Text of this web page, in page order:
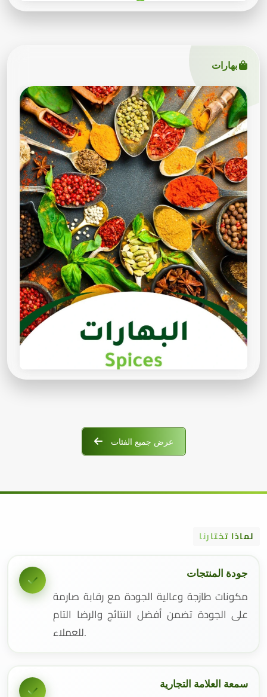
بهارات
عرض جميع الفئات
لماذا تختارنا
جودة المنتجات
مكونات طازجة وعالية الجودة مع رقابة صارمة
على الجودة تضمن أفضل النتائج والرضا التام
للعملاء.
سمعة العلامة التجارية